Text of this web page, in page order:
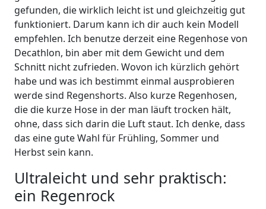
gefunden, die wirklich leicht ist und gleichzeitig gut
funktioniert. Darum kann ich dir auch kein Modell
empfehlen. Ich benutze derzeit eine Regenhose von
Decathlon, bin aber mit dem Gewicht und dem
Schnitt nicht zufrieden. Wovon ich kürzlich gehört
habe und was ich bestimmt einmal ausprobieren
werde sind Regenshorts. Also kurze Regenhosen,
die die kurze Hose in der man läuft trocken hält,
ohne, dass sich darin die Luft staut. Ich denke, dass
das eine gute Wahl für Frühling, Sommer und
Herbst sein kann.
Ultraleicht und sehr praktisch:
ein Regenrock